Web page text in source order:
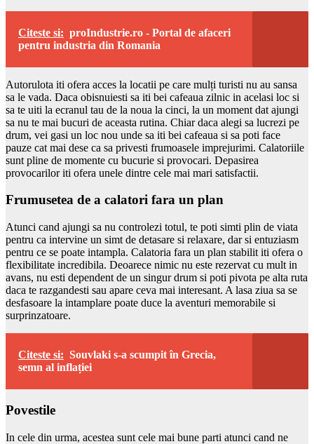
Citeste si: proIndustrie.ro - Portal de afaceri
pentru industria din Romania
Autorulota iti ofera acces la locatii pe care mulți turisti nu au sansa
sa le vada. Daca obisnuiesti sa iti bei cafeaua zilnic in acelasi loc si
sa te uiti la ecranul tau de la noua la cinci, la un moment dat ajungi
sa nu te mai bucuri de aceasta rutina. Chiar daca alegi sa lucrezi pe
drum, vei gasi un loc nou unde sa iti bei cafeaua si sa poti face
pauze cat mai dese ca sa privesti frumoasele imprejurimi. Calatoriile
sunt pline de momente cu bucurie si provocari. Depasirea
provocarilor iti ofera unele dintre cele mai mari satisfactii.
Frumusetea de a calatori fara un plan
Atunci cand ajungi sa nu controlezi totul, te poti simti plin de viata
pentru ca intervine un simt de detasare si relaxare, dar si entuziasm
pentru ce se poate intampla. Calatoria fara un plan stabilit iti ofera o
flexibilitate incredibila. Deoarece nimic nu este rezervat cu mult in
avans, nu esti dependent de un singur drum si poti pivota pe alta ruta
daca te razgandesti sau apare ceva mai interesant. A lasa ziua sa se
desfasoare la intamplare poate duce la aventuri memorabile si
surprinzatoare.
Citeste si: Souvlaki s-a scumpit în Grecia,
semn al inflației
Povestile
In cele din urma, acestea sunt cele mai bune parti atunci cand ne